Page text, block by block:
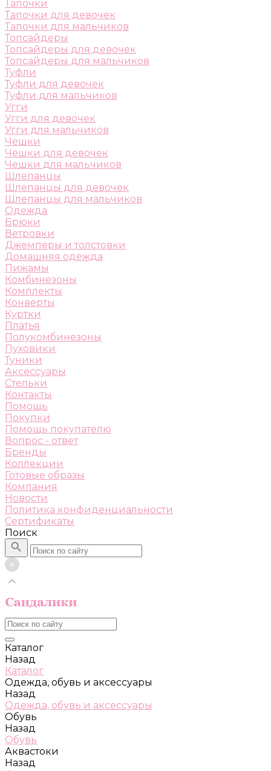
Тапочки
Тапочки для девочек
Тапочки для мальчиков
Топсайдеры
Топсайдеры для девочек
Топсайдеры для мальчиков
Туфли
Туфли для девочек
Туфли для мальчиков
Угги
Угги для девочек
Угги для мальчиков
Чешки
Чешки для девочек
Чешки для мальчиков
Шлепанцы
Шлепанцы для девочек
Шлепанцы для мальчиков
Одежда
Брюки
Ветровки
Джемперы и толстовки
Домашняя одежда
Пижамы
Комбинезоны
Комплекты
Конверты
Куртки
Платья
Полукомбинезоны
Пуховики
Туники
Аксессуары
Стельки
Контакты
Помощь
Покупки
Помощь покупателю
Вопрос - ответ
Бренды
Коллекции
Готовые образы
Компания
Новости
Политика конфиденциальности
Сертификаты
Поиск
Каталог
Назад
Каталог
Одежда, обувь и аксессуары
Назад
Одежда, обувь и аксессуары
Обувь
Назад
Обувь
Аквастоки
Назад